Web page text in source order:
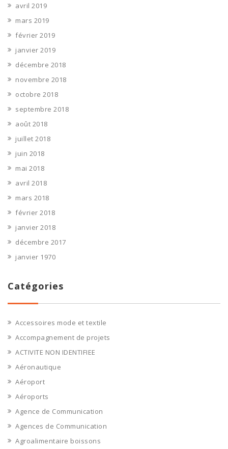
avril 2019
mars 2019
février 2019
janvier 2019
décembre 2018
novembre 2018
octobre 2018
septembre 2018
août 2018
juillet 2018
juin 2018
mai 2018
avril 2018
mars 2018
février 2018
janvier 2018
décembre 2017
janvier 1970
Catégories
Accessoires mode et textile
Accompagnement de projets
ACTIVITE NON IDENTIFIEE
Aéronautique
Aéroport
Aéroports
Agence de Communication
Agences de Communication
Agroalimentaire boissons